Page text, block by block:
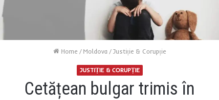
Home / Moldova / Justiție & Corupție
JUSTIȚIE & CORUPȚIE
Cetățean bulgar trimis în